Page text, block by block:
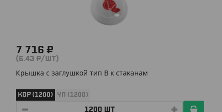
7 716 ₽
(6.43 ₽/ШТ)
Крышка с заглушкой тип B к стаканам
КОР (1200) УП (1200)